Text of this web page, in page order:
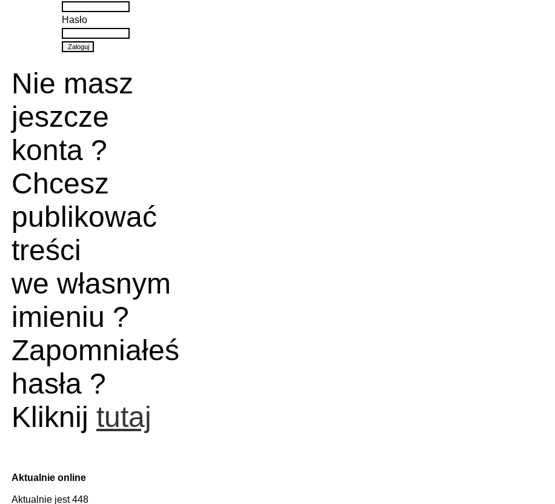
Hasło
Nie masz
jeszcze
konta ?
Chcesz
publikować
treści
we własnym
imieniu ?
Zapomniałeś
hasła ?
Kliknij tutaj
Aktualnie online
Aktualnie jest 448